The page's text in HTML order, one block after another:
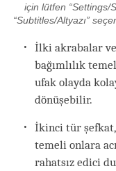
için lütfen “Settings/
“Subtitles/Altyazı”
İlki akrabalar
bağımlılık
ufak olayda
dönüşebilir.
İkinci tür şefkat,
temeli onlara
rahatsız edici